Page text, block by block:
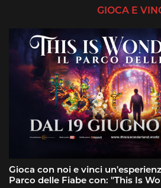
GIOCA E
Gioca con noi e vinci
Parco delle Fiabe con: "This Is